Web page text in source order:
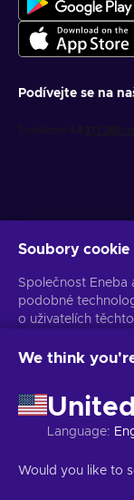
Podívejte se na
Získejte
Z odběru se můžete
Copyright © 2026
Soubory cookie
Společnost Eneba
podobné
o uživatelích
stránkách. Vaše
Kliknutím na
těchto technologií
souhlas můžete
naleznete na
We think
Language:
Would you like to